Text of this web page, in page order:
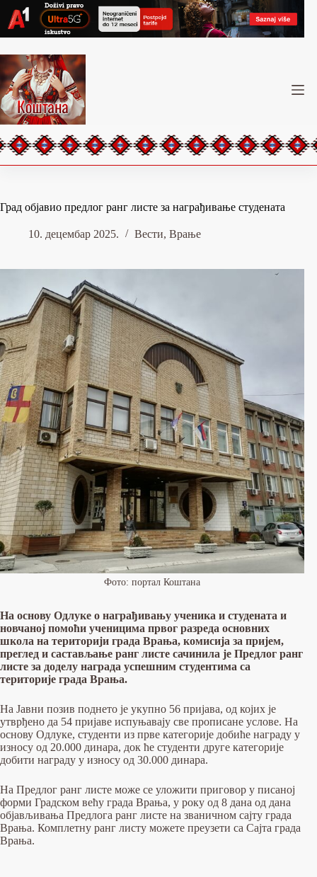
content
Град објавио предлог ранг листе за награђивање студената
10. децембар 2025. Вести, Врање
Фото: портал Коштана
На основу Одлуке о награђивању ученика и студената и
новчаној помоћи ученицима првог разреда основних
школа на територији града Врања, комисија за пријем,
преглед и састављање ранг листе сачинила је Предлог ранг
листе за доделу награда успешним студентима са
територије града Врања.
На Јавни позив поднето je укупно 56 пријава, од којих је
утврђено да 54 пријаве испуњавају све прописане услове. На
основу Одлуке, студенти из прве категорије добиће награду у
износу од 20.000 динара, док ће студенти друге категорије
добити награду у износу од 30.000 динара.
На Предлог ранг листе може се уложити приговор у писаној
форми Градском већу града Врања, у року од 8 дана од дана
објављивања Предлога ранг листе на званичном сајту града
Врања. Комплетну ранг листу можете преузети са Сајта града
Врања.